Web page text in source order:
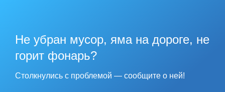
Не убран мусор, яма на дороге, не
горит фонарь?
Столкнулись с проблемой — сообщите о ней!